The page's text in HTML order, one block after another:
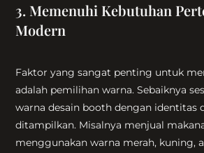
3. Memenuhi Kebutuhan
Modern
Faktor yang sangat penting untuk
adalah pemilihan warna. Sebaiknya
warna desain booth dengan identitas
ditampilkan. Misalnya menjual
menggunakan warna merah, kuning,